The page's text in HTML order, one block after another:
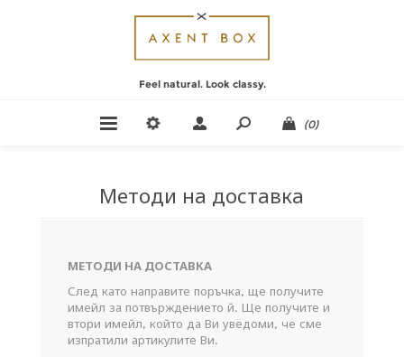
Feel natural. Look classy.
(0)
Методи на доставка
МЕТОДИ НА ДОСТАВКА
След като направите поръчка, ще получите
имейл за потвърждението й. Ще получите и
втори имейл, който да Ви уведоми, че сме
изпратили артикулите Ви.